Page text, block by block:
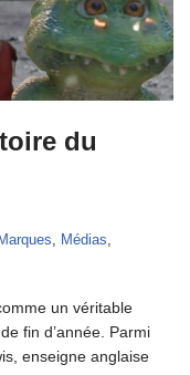
du
Marques, Médias,
un véritable
fin d’année. Parmi
enseigne anglaise